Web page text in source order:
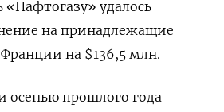
удалось
на принадлежащие
на $136,5 млн.
осенью прошлого года